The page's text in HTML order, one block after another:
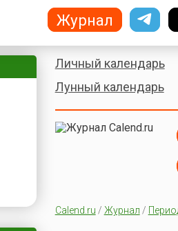
Личный календарь
Лунный календарь
Calend.ru / Журнал /
Журнал